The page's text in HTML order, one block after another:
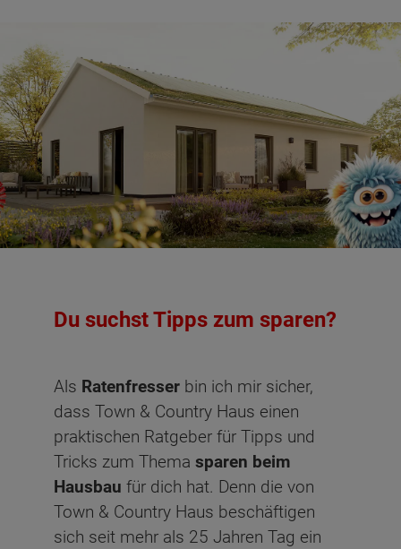
Du suchst Tipps zum sparen?
Als Ratenfresser bin ich mir sicher,
dass Town & Country Haus einen
praktischen Ratgeber für Tipps und
Tricks zum Thema sparen beim
Hausbau für dich hat. Denn die von
Town & Country Haus beschäftigen
sich seit mehr als 25 Jahren Tag ein